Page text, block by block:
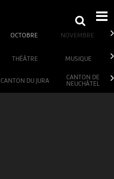
OCTOBRE NOVEMBRE
THÉÂTRE MUSIQUE
CANTON DU JURA
CANTON DE
NEUCHÂTEL